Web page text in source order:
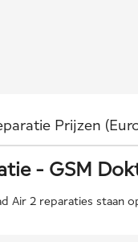
Prijzen
- GSM
Air 2 reparaties staan